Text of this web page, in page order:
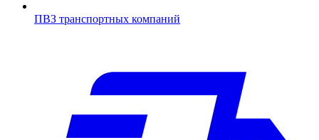
ПВЗ транспортных компаний